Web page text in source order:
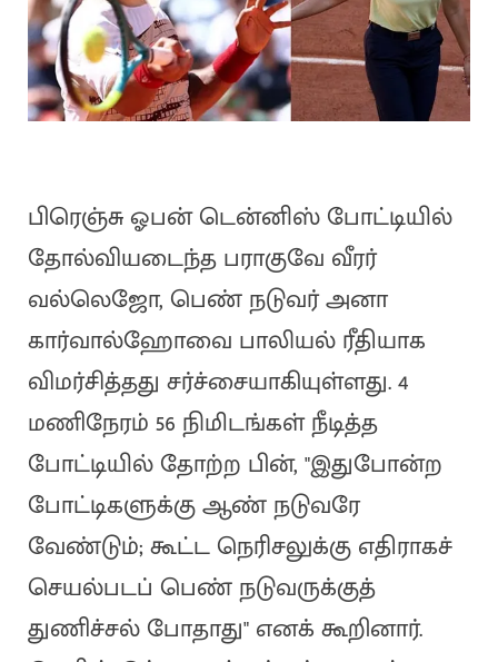
பிரெஞ்சு ஓபன் டென்னிஸ் போட்டியில்
தோல்வியடைந்த பராகுவே வீரர்
வல்லெஜோ, பெண் நடுவர் அனா
கார்வால்ஹோவை பாலியல் ரீதியாக
விமர்சித்தது சர்ச்சையாகியுள்ளது. 4
மணிநேரம் 56 நிமிடங்கள் நீடித்த
போட்டியில் தோற்ற பின், "இதுபோன்ற
போட்டிகளுக்கு ஆண் நடுவரே
வேண்டும்; கூட்ட நெரிசலுக்கு எதிராகச்
செயல்படப் பெண் நடுவருக்குத்
துணிச்சல் போதாது" எனக் கூறினார்.